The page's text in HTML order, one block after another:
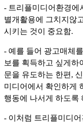
- 트리플미디어환경에
별개활용에 그치지않
시키는 것이 중요함.
- 예를 들어 광고매체
보를 획득하고 싶게
문을 유도하는 한편,
미디어에서 확인하게
행동에 나서게 하도록
- 이처럼 트리플미디